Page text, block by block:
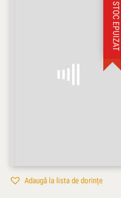
STOC EPUIZAT
Adaugă la lista de dorințe